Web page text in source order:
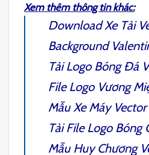
Xem thêm thông tin khác:
DownloadXe Tải
Background
TảiLogo Bóng Đá
FileLogo Vương
MẫuXe Máy Vector
Tải FileLogo Bóng
Mẫu Huy Chương